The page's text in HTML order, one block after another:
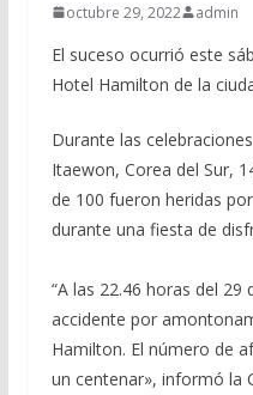
octubre 29, 2022 admin
El suceso ocurrió este
Hotel Hamilton de la
Durante las
Itaewon, Corea del Sur,
de 100 fueron heridas
durante una fiesta de
“A las 22.46 horas del
accidente por
Hamilton. El número de
un centenar», informó la